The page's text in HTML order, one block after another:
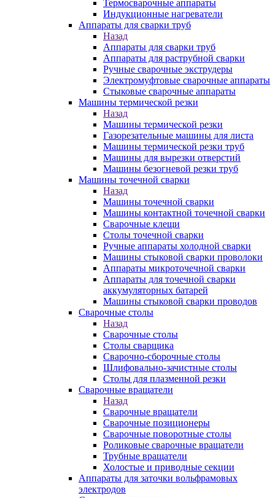
Термосварочные аппараты
Индукционные нагреватели
Аппараты для сварки труб
Назад
Аппараты для сварки труб
Аппараты для раструбной сварки
Ручные сварочные экструдеры
Электромуфтовые сварочные аппараты
Стыковые сварочные аппараты
Машины термической резки
Назад
Машины термической резки
Газорезательные машины для листа
Машины термической резки труб
Машины для вырезки отверстий
Машины безогневой резки труб
Машины точечной сварки
Назад
Машины точечной сварки
Машины контактной точечной сварки
Сварочные клещи
Столы точечной сварки
Ручные аппараты холодной сварки
Машины стыковой сварки проволоки
Аппараты микроточечной сварки
Аппараты для точечной сварки
аккумуляторных батарей
Машины стыковой сварки проводов
Сварочные столы
Назад
Сварочные столы
Столы сварщика
Сварочно-сборочные столы
Шлифовально-зачистные столы
Столы для плазменной резки
Сварочные вращатели
Назад
Сварочные вращатели
Сварочные позиционеры
Сварочные поворотные столы
Роликовые сварочные вращатели
Трубные вращатели
Холостые и приводные секции
Аппараты для заточки вольфрамовых
электродов